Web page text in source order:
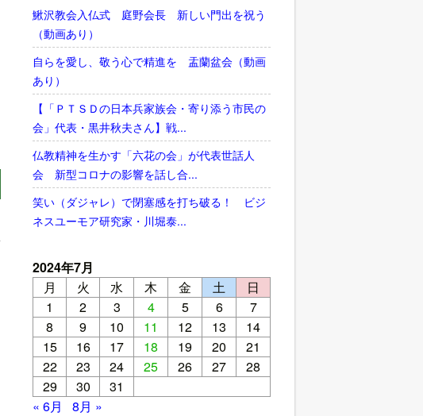
鰍沢教会入仏式 庭野会長 新しい門出を祝う
（動画あり）
自らを愛し、敬う心で精進を 盂蘭盆会（動画
あり）
【「ＰＴＳＤの日本兵家族会・寄り添う市民の
会」代表・黒井秋夫さん】戦...
仏教精神を生かす「六花の会」が代表世話人
会 新型コロナの影響を話し合...
笑い（ダジャレ）で閉塞感を打ち破る！ ビジ
ネスユーモア研究家・川堀泰...
2024年7月
月
火 水 木 金 土
日
1
2 3 4 5 6
7
8
9 10 11 12 13
14
15
16 17 18 19 20
21
22
23 24 25 26 27
28
29
30
31
« 6月
8月 »